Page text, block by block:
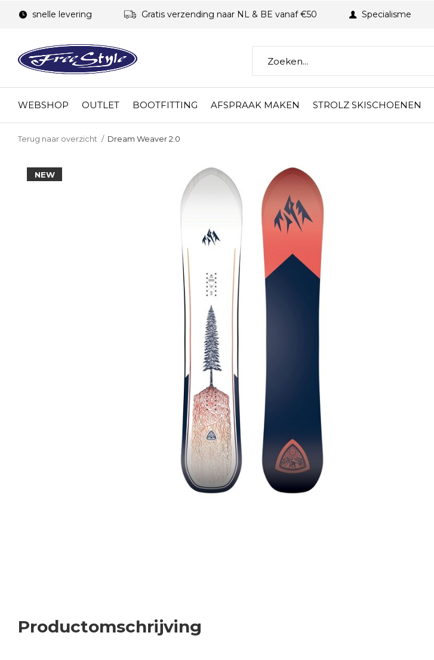
WEBSHOP OUTLET BOOTFITTING AFSPRAAK MAKEN STROLZ SKISCHOENEN
snelle levering Gratis verzending naar NL & BE vanaf €50 Specialisme
Terug naar overzicht Dream Weaver 2.0
NEW
Productomschrijving